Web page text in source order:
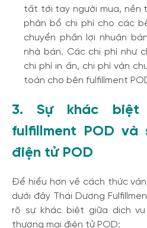
tất tới tay người mua, nền
phân bổ chi phí cho các
chuyển phần lợi nhuận
nhà bán. Các chi phí như
chi phí in ấn, chi phí vận
toán cho bên fulfillment
3. Sự khác
fulfillment POD và
điện tử POD
Để hiểu hơn về cách thức
dưới đây Thái Dương
rõ sự khác biệt giữa dịch
thương mại điện tử POD: